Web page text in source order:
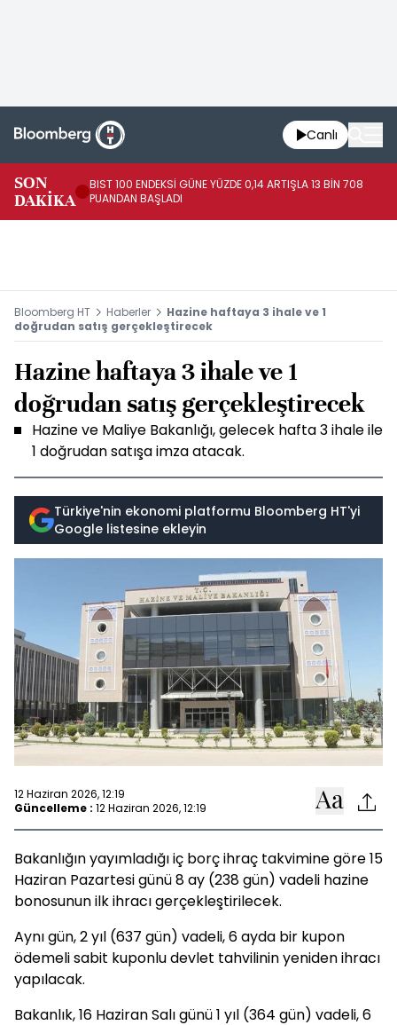
Canlı
SON
DAKİKA
BIST 100 ENDEKSİ GÜNE YÜZDE 0,14 ARTIŞLA 13 BİN 708
PUANDAN BAŞLADI
Bloomberg HT Haberler
Hazine haftaya 3 ihale ve 1
doğrudan satış gerçekleştirecek
Hazine haftaya 3 ihale ve 1
doğrudan satış gerçekleştirecek
Hazine ve Maliye Bakanlığı, gelecek hafta 3 ihale ile
1 doğrudan satışa imza atacak.
Türkiye'nin ekonomi platformu Bloomberg HT'yi
Google listesine ekleyin
12 Haziran 2026, 12:19
Güncelleme : 12 Haziran 2026, 12:19
Bakanlığın yayımladığı iç borç ihraç takvimine göre 15
Haziran Pazartesi günü 8 ay (238 gün) vadeli hazine
bonosunun ilk ihracı gerçekleştirilecek.
Aynı gün, 2 yıl (637 gün) vadeli, 6 ayda bir kupon
ödemeli sabit kuponlu devlet tahvilinin yeniden ihracı
yapılacak.
Bakanlık, 16 Haziran Salı günü 1 yıl (364 gün) vadeli, 6